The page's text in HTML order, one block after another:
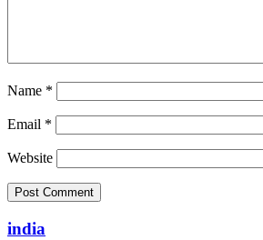
Name *
Email *
Website
india